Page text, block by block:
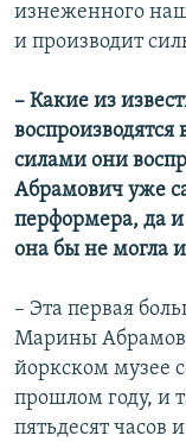
изнеженного
и производит
– Какие из
силами они
Абрамович уже
перформера, да
она бы не могла
– Эта первая
Марины
йоркском музее
прошлом году, и
пятьдесят часов